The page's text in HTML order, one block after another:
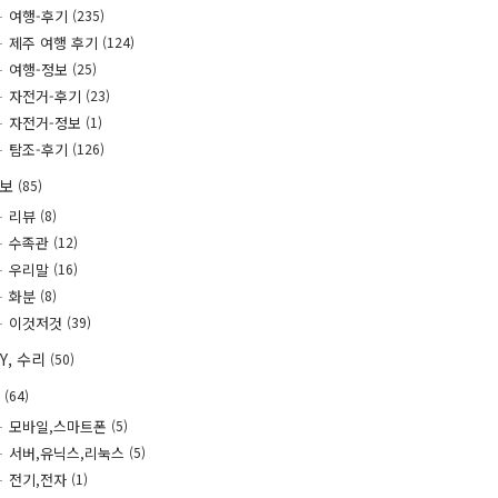
여행-후기 (235)
제주 여행 후기 (124)
여행-정보 (25)
자전거-후기 (23)
자전거-정보 (1)
탐조-후기 (126)
(85)
리뷰 (8)
수족관 (12)
우리말 (16)
화분 (8)
이것저것 (39)
수리 (50)
(64)
모바일,스마트폰 (5)
서버,유닉스,리눅스 (5)
전기,전자 (1)